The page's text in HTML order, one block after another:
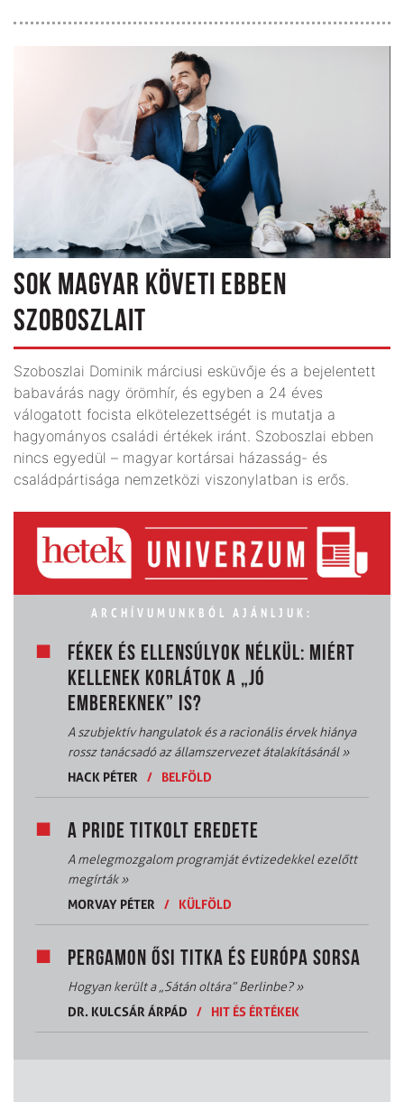
SOK MAGYAR KÖVETI EBBEN
SZOBOSZLAIT
Szoboszlai Dominik márciusi esküvője és a bejelentett
babavárás nagy örömhír, és egyben a 24 éves
válogatott focista elkötelezettségét is mutatja a
hagyományos családi értékek iránt. Szoboszlai ebben
nincs egyedül – magyar kortársai házasság- és
családpártisága nemzetközi viszonylatban is erős.
ARCHÍVUMUNKBÓL AJÁNLJUK:
FÉKEK ÉS ELLENSÚLYOK NÉLKÜL: MIÉRT
KELLENEK KORLÁTOK A „JÓ
EMBEREKNEK” IS?
A szubjektív hangulatok és a racionális érvek hiánya
rossz tanácsadó az államszervezet átalakításánál»
HACK PÉTER
/ BELFÖLD
A PRIDE TITKOLT EREDETE
A melegmozgalom programját évtizedekkel ezelőtt
megírták»
MORVAY PÉTER
/ KÜLFÖLD
PERGAMON ŐSI TITKA ÉS EURÓPA SORSA
Hogyan került a „Sátán oltára” Berlinbe?»
DR. KULCSÁR ÁRPÁD
/ HIT ÉS ÉRTÉKEK